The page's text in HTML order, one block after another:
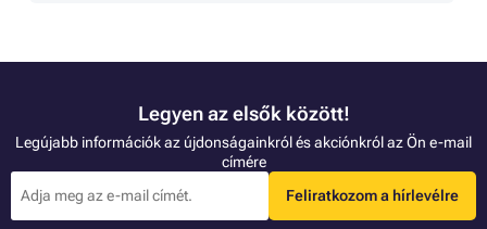
Legyen az elsők között!
Legújabb információk az újdonságainkról és akciónkról az Ön e-mail
címére
Feliratkozom a hírlevélre